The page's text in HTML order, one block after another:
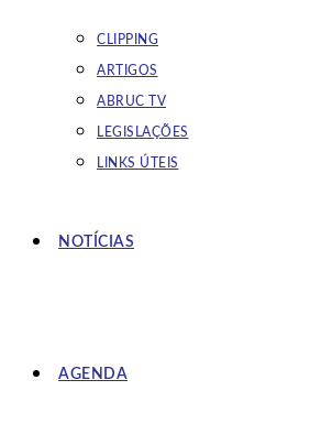
CLIPPING
ARTIGOS
ABRUC TV
LEGISLAÇÕES
LINKS ÚTEIS
NOTÍCIAS
AGENDA